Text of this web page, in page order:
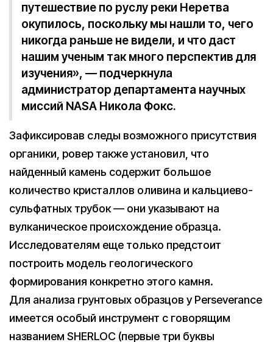
путешествие по руслу реки Неретва
окупилось, поскольку мы нашли то, чего
никогда раньше не видели, и что даст
нашим ученым так много перспектив для
изучения», — подчеркнула
администратор департамента научных
миссий NASA Никола Фокс.
Зафиксировав следы возможного присутствия
органики, ровер также установил, что
найденный камень содержит большое
количество кристаллов оливина и кальциево-
сульфатных трубок — они указывают на
вулканическое происхождение образца.
Исследователям еще только предстоит
построить модель геологического
формирования конкретно этого камня.
Для анализа грунтовых образцов у Perseverance
имеется особый инструмент с говорящим
названием SHERLOC (первые три буквы